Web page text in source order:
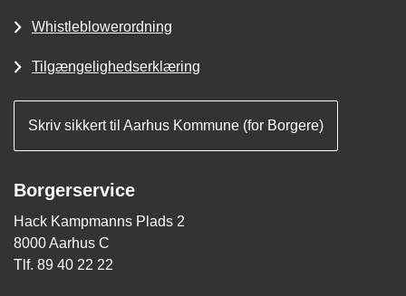
Whistleblowerordning
Tilgængelighedserklæring
Skriv sikkert til Aarhus Kommune (for Borgere)
Borgerservice
Hack Kampmanns Plads 2
8000 Aarhus C
Tlf. 89 40 22 22